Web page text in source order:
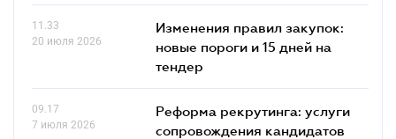
11.33
20 июля 2026
Изменения правил закупок:
новые пороги и 15 дней на
тендер
09.17
7 июля 2026
Реформа рекрутинга: услуги
сопровождения кандидатов